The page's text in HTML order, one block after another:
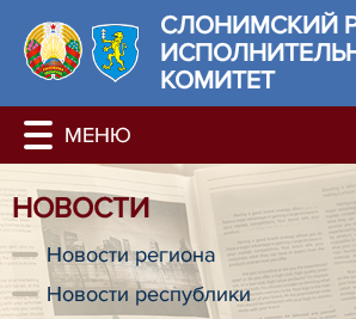
СЛОНИМСКИЙ
КОМИТЕТ
НОВОСТИ
Новости региона
Новости республики